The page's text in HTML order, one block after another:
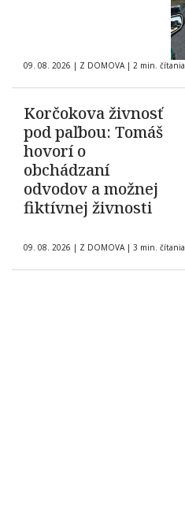
09. 08. 2026 | Z DOMOVA | 2 min. čítania
Korčokova živnosť
pod paľbou: Tomáš
hovorí o
obchádzaní
odvodov a možnej
fiktívnej živnosti
09. 08. 2026 | Z DOMOVA | 3 min. čítania